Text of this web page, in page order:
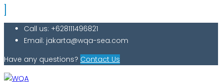
Call us: +628111496821
Email: jakarta@wqa-sea.com
Have any questions? Contact Us